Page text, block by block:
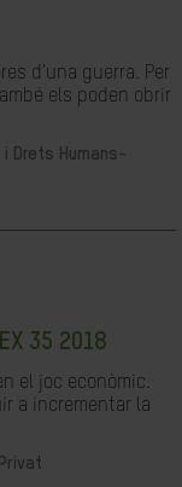
d'una guerra. Per
els poden obrir
Drets Humans-
35 2018
el joc econòmic.
a incrementar la